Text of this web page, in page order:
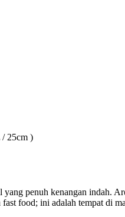
25cm )
penuh kenangan indah.
food; ini adalah tempat di